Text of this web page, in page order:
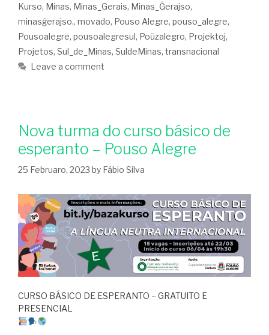
Kurso, Minas, Minas_Gerais, Minas_Ĝerajso,
minasĝerajso., movado, Pouso Alegre, pouso_alegre,
Pousoalegre, pousoalegresul, Poŭzalegro, Projektoj,
Projetos, Sul_de_Minas, SuldeMinas, transnacional
Leave a comment
Nova turma do curso básico de
esperanto – Pouso Alegre
25 Februaro, 2023 by Fábio Silva
CURSO BÁSICO DE ESPERANTO – GRATUITO E
PRESENCIAL